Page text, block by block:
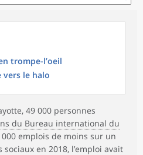
trompe-l’oeil
vers le halo
49 000 personnes
du Bureau international du
emplois de moins sur un
en 2018, l’emploi avait